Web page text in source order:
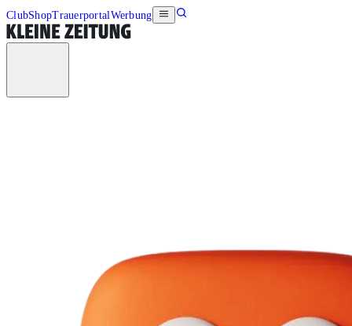
ClubShopTrauerportalWerbung